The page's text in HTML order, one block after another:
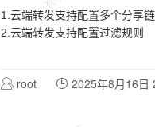
1.云端转发支持配置多个分享
2.云端转发支持配置过滤规则
root 2025年8月16日